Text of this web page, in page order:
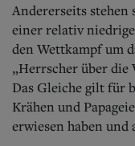
Andererseits stehen
einer relativ
den Wettkampf um
„Herrscher über die
Das Gleiche gilt für
Krähen und
erwiesen haben und